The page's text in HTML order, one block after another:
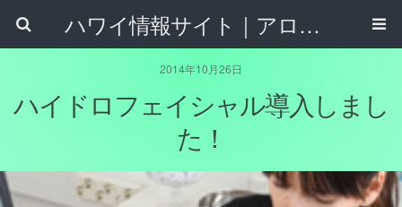
ハワイ情報サイト｜アロハタウンネット
2014年10月26日
ハイドロフェイシャル導入しまし
た！